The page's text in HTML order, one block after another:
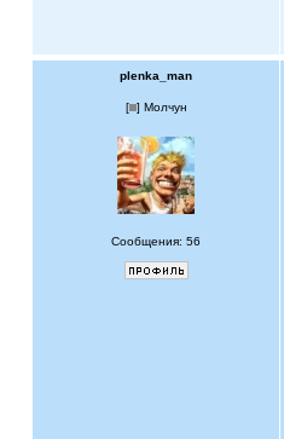
plenka_man
[ ] Молчун
Сообщения: 56